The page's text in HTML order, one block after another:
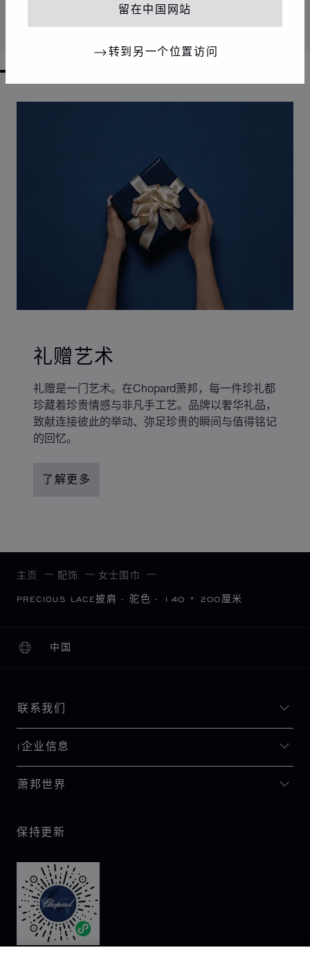
留在中国网站
转到另一个位置访问
联系我们
礼赠艺术
礼赠是一门艺术。在Chopard萧邦，每一件珍礼都
珍藏着珍贵情感与非凡手工艺。品牌以奢华礼品，
致献连接彼此的举动、弥足珍贵的瞬间与值得铭记
的回忆。
了解更多
主页 配饰 女士围巾
PRECIOUS LACE披肩 - 驼色 - 140 * 200厘米
中国
本地化（更改国家/地区）
更改国家/地区
联系我们
I企业信息
萧邦世界
保持更新